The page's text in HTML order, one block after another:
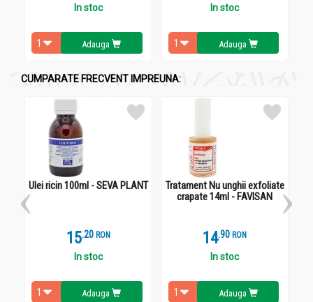
In stoc
Adauga
In stoc
Adauga
CUMPARATE FRECVENT IMPREUNA:
Ulei ricin 100ml - SEVA PLANT
15.2 RON
In stoc
Adauga
Tratament Nu unghii exfoliate
crapate 14ml - FAVISAN
14.9 RON
In stoc
Adauga